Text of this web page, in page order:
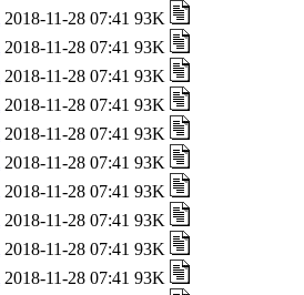
2018-11-28 07:41 93K
2018-11-28 07:41 93K
2018-11-28 07:41 93K
2018-11-28 07:41 93K
2018-11-28 07:41 93K
2018-11-28 07:41 93K
2018-11-28 07:41 93K
2018-11-28 07:41 93K
2018-11-28 07:41 93K
2018-11-28 07:41 93K